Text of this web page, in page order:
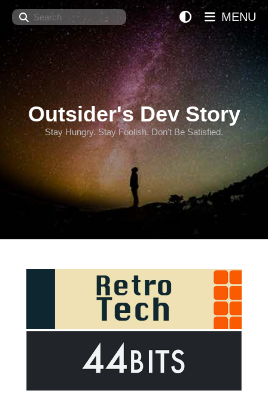
Search
Outsider's Dev Story
Stay Hungry. Stay Foolish. Don't Be Satisfied.
MENU